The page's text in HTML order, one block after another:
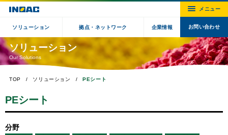
ソリューション 拠点・ネットワーク 企業情報 お問い合わせ
ソリューション
Our Solutions
TOP ソリューション PEシート
PEシート
分野